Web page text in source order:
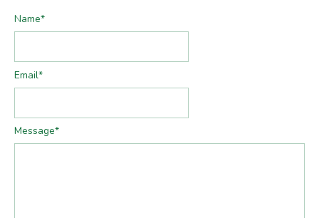
Message*
Name*
Email*